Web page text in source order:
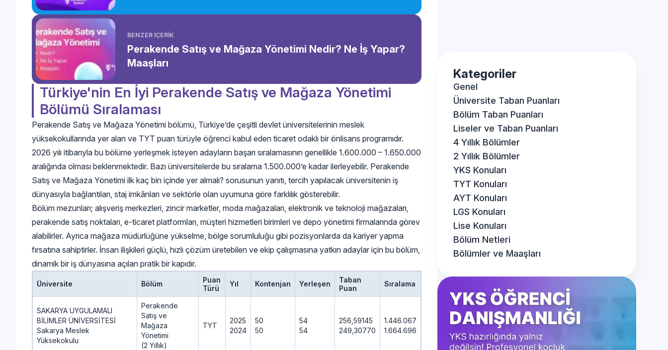
BENZER İÇERİK
Perakende Satış ve Mağaza Yönetimi Nedir? Ne İş Yapar?
Maaşları
Türkiye'nin En İyi Perakende Satış ve Mağaza Yönetimi
Bölümü Sıralaması
Perakende Satış ve Mağaza Yönetimi bölümü, Türkiye’de çeşitli devlet üniversitelerinin meslek
yüksekokullarında yer alan ve TYT puan türüyle öğrenci kabul eden ticaret odaklı bir önlisans programıdır.
2026 yılı itibarıyla bu bölüme yerleşmek isteyen adayların başarı sıralamasının genellikle 1.600.000 – 1.650.000
aralığında olması beklenmektedir. Bazı üniversitelerde bu sıralama 1.500.000’e kadar ilerleyebilir. Perakende
Satış ve Mağaza Yönetimi ilk kaç bin içinde yer almalı? sorusunun yanıtı, tercih yapılacak üniversitenin iş
dünyasıyla bağlantıları, staj imkânları ve sektörle olan uyumuna göre farklılık gösterebilir.
Bölüm mezunları; alışveriş merkezleri, zincir marketler, moda mağazaları, elektronik ve teknoloji mağazaları,
perakende satış noktaları, e-ticaret platformları, müşteri hizmetleri birimleri ve depo yönetimi firmalarında görev
alabilirler. Ayrıca mağaza müdürlüğüne yükselme, bölge sorumluluğu gibi pozisyonlarda da kariyer yapma
fırsatına sahiptirler. İnsan ilişkileri güçlü, hızlı çözüm üretebilen ve ekip çalışmasına yatkın adaylar için bu bölüm,
dinamik bir iş dünyasına açılan pratik bir kapıdır.
Üniversite Bölüm
Puan
Türü
Yıl Kontenjan Yerleşen
Taban
Puan
Sıralama
SAKARYA UYGULAMALI
BİLİMLER ÜNİVERSİTESİ
Sakarya Meslek
Yüksekokulu
Perakende
Satış ve
Mağaza
Yönetimi
(2 Yıllık)
TYT
2025
2024
50
50
54
54
256,59145
249,30770
1.446.067
1.664.696
Kategoriler
Genel
Üniversite Taban Puanları
Bölüm Taban Puanları
Liseler ve Taban Puanları
4 Yıllık Bölümler
2 Yıllık Bölümler
YKS Konuları
TYT Konuları
AYT Konuları
LGS Konuları
Lise Konuları
Bölüm Netleri
Bölümler ve Maaşları